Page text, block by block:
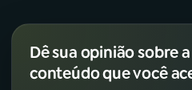
Dê sua opinião sobre
conteúdo que você